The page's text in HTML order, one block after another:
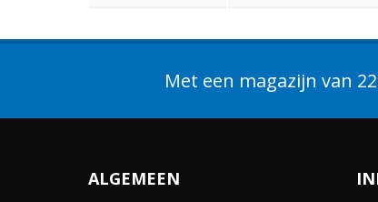
Met een magazijn van
ALGEMEEN